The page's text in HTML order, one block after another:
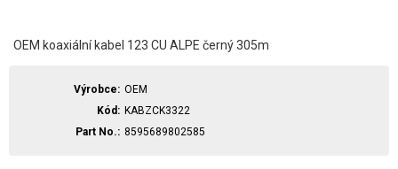
OEM koaxiální kabel 123 CU ALPE černý 305m
Výrobce
OEM
Kód
KABZCK3322
Part No.
8595689802585